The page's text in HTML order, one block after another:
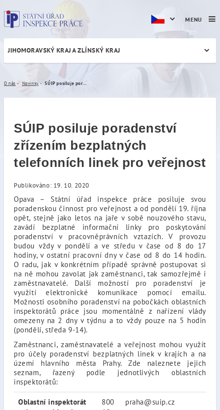
SÚIP posiluje poradenství
JIHOMORAVSKÝ KRAJ A ZLÍNSKÝ KRAJ
O nás Novinky
SÚIP posiluje poradenství
zřízením bezplatných
telefonních linek pro veřejnost
Publikováno: 19. 10. 2020
Opava – Státní úřad inspekce práce posiluje svou
poradenskou činnost pro veřejnost a od pondělí 19. října
opět, stejně jako letos na jaře v sobě nouzového stavu,
zavádí bezplatné informační linky pro poskytování
poradenství v pracovněprávních vztazích. V provozu
budou vždy v pondělí a ve středu v čase od 8 do 17
hodiny, v ostatní pracovní dny v čase od 8 do 14 hodin.
O radu, jak v konkrétním případě správně postupovat si
na ně mohou zavolat jak zaměstnanci, tak samozřejmě i
zaměstnavatelé. Další možností pro poradenství je
využití elektronické komunikace pomocí emailu.
Možnosti osobního poradenství na pobočkách oblastních
inspektorátů práce jsou momentálně z nařízení vlády
omezeny na 2 dny v týdnu a to vždy pouze na 5 hodin
(pondělí, středa 9-14).
Zaměstnanci, zaměstnavatelé a veřejnost mohou využít
pro účely poradenství bezplatných linek v krajích a na
území hlavního města Prahy. Zde naleznete jejich
seznam, řazený podle jednotlivých oblastních
inspektorátů:
Oblastní inspektorát
800
praha@suip.cz
MENU